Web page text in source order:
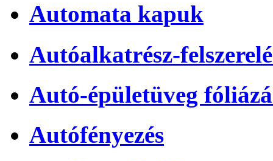
Automata kapuk
Autóalkatrész-
Autó-épületüveg
Autófényezés